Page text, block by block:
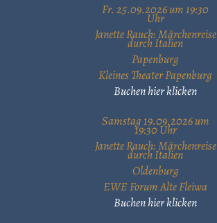
Fr. 25.09.2026 um 19:30
Uhr
Janette Rauch: Märchenreise
durch Italien
Papenburg
Kleines Theater Papenburg
Buchen hier klicken
Samstag 19.09.2026 um
19:30 Uhr
Janette Rauch: Märchenreise
durch Italien
Oldenburg
EWE Forum Alte Fleiwa
Buchen hier klicken